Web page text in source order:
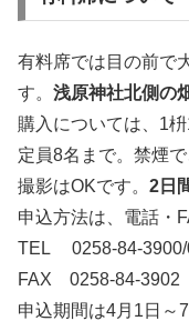
有料席では目の前で
す。 浅原神社北側の
購入については、1
定員8名まで。禁煙
撮影はOKです。 2日
申込方法は、電話・
TEL 0258-84-3900/
FAX 0258-84-3902
申込期間は4月1日～7